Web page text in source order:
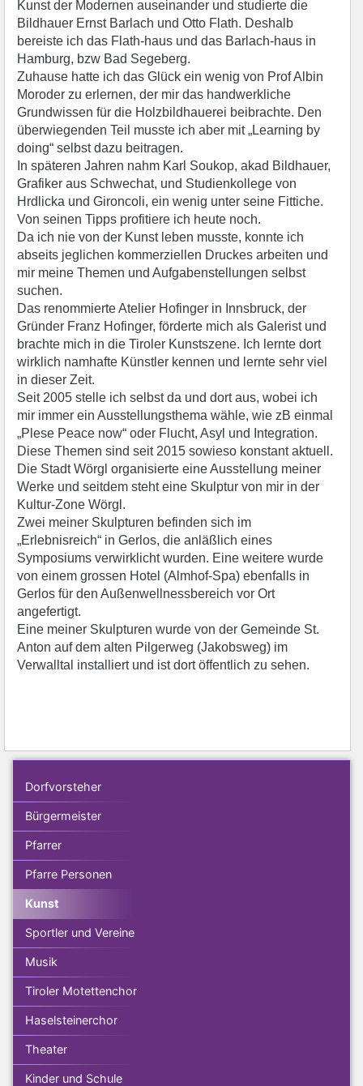
Kunst der Modernen auseinander und studierte die
Bildhauer Ernst Barlach und Otto Flath. Deshalb
bereiste ich das Flath-haus und das Barlach-haus in
Hamburg, bzw Bad Segeberg.
Zuhause hatte ich das Glück ein wenig von Prof Albin
Moroder zu erlernen, der mir das handwerkliche
Grundwissen für die Holzbildhauerei beibrachte. Den
überwiegenden Teil musste ich aber mit „Learning by
doing“ selbst dazu beitragen.
In späteren Jahren nahm Karl Soukop, akad Bildhauer,
Grafiker aus Schwechat, und Studienkollege von
Hrdlicka und Gironcoli, ein wenig unter seine Fittiche.
Von seinen Tipps profitiere ich heute noch.
Da ich nie von der Kunst leben musste, konnte ich
abseits jeglichen kommerziellen Druckes arbeiten und
mir meine Themen und Aufgabenstellungen selbst
suchen.
Das renommierte Atelier Hofinger in Innsbruck, der
Gründer Franz Hofinger, förderte mich als Galerist und
brachte mich in die Tiroler Kunstszene. Ich lernte dort
wirklich namhafte Künstler kennen und lernte sehr viel
in dieser Zeit.
Seit 2005 stelle ich selbst da und dort aus, wobei ich
mir immer ein Ausstellungsthema wähle, wie zB einmal
„Plese Peace now“ oder Flucht, Asyl und Integration.
Diese Themen sind seit 2015 sowieso konstant aktuell.
Die Stadt Wörgl organisierte eine Ausstellung meiner
Werke und seitdem steht eine Skulptur von mir in der
Kultur-Zone Wörgl.
Zwei meiner Skulpturen befinden sich im
„Erlebnisreich“ in Gerlos, die anläßlich eines
Symposiums verwirklicht wurden. Eine weitere wurde
von einem grossen Hotel (Almhof-Spa) ebenfalls in
Gerlos für den Außenwellnessbereich vor Ort
angefertigt.
Eine meiner Skulpturen wurde von der Gemeinde St.
Anton auf dem alten Pilgerweg (Jakobsweg) im
Verwalltal installiert und ist dort öffentlich zu sehen.
Dorfvorsteher
Bürgermeister
Pfarrer
Pfarre Personen
Kunst
Sportler und Vereine
Musik
Tiroler Motettenchor
Haselsteinerchor
Theater
Kinder und Schule